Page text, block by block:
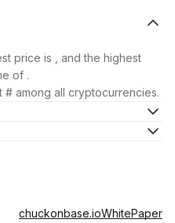
price is , and the highest
of .
# among all cryptocurrencies.
chuckonbase.ioWhitePaper